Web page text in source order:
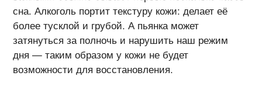
сна. Алкоголь портит текстуру кожи: делает её
более тусклой и грубой. А пьянка может
затянуться за полночь и нарушить наш режим
дня — таким образом у кожи не будет
возможности для восстановления.